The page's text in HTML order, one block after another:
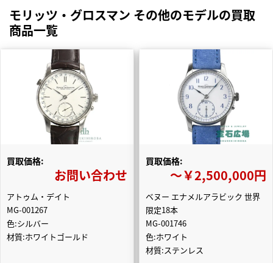
モリッツ・グロスマン その他のモデルの買取
商品一覧
買取価格:
お問い合わせ
アトゥム・デイト
MG-001267
色:シルバー
材質:ホワイトゴールド
買取価格:
〜￥2,500,000円
ベヌー エナメルアラビック 世界
限定18本
MG-001746
色:ホワイト
材質:ステンレス